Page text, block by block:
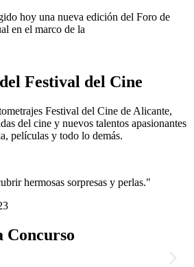
hoy una nueva edición del Foro de
en el marco de la
Festival del Cine
Festival del Cine de Alicante,
del cine y nuevos talentos apasionantes
películas y todo lo demás.
hermosas sorpresas y perlas."
Concurso